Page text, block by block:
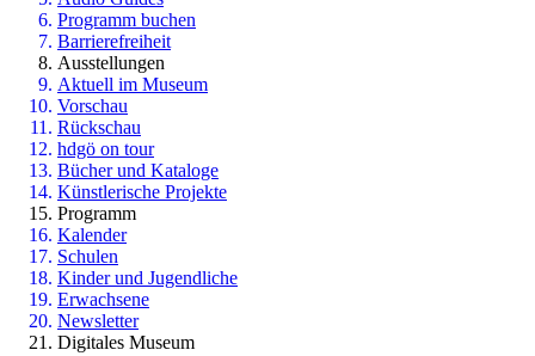
Programm buchen
Barrierefreiheit
Ausstellungen
Aktuell im Museum
Vorschau
Rückschau
hdgö on tour
Bücher und Kataloge
Künstlerische Projekte
Programm
Kalender
Schulen
Kinder und Jugendliche
Erwachsene
Newsletter
Digitales Museum